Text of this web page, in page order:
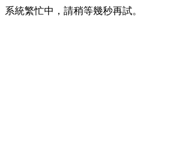
系統繁忙中，請稍等幾秒再試。